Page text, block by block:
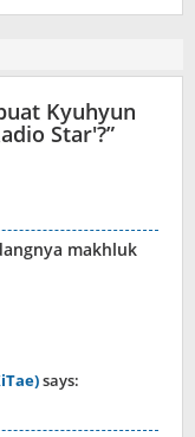
Kyuhyun
Star′?”
makhluk
says: